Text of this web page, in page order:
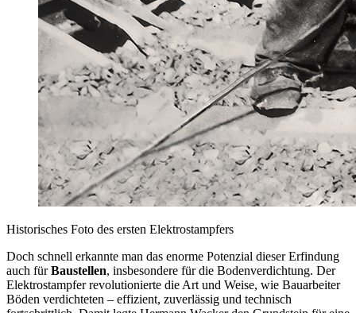
Historisches Foto des ersten Elektrostampfers
Doch schnell erkannte man das enorme Potenzial dieser Erfindung
auch fürBaustellen, insbesondere für die Bodenverdichtung. Der
Elektrostampfer revolutionierte die Art und Weise, wie Bauarbeiter
Böden verdichteten – effizient, zuverlässig und technisch